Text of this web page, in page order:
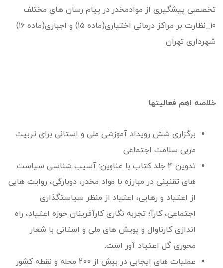
تخصصی پیشگیری از موادمخدر در پیام رسان های مختلف
۱۰_نظارت بر مراکز درمانی اختیاری(ماده ۱۵) و اجباری(ماده ۱۶)
شهرداری تهران
خلاصه اهم فعالیتها
برگزاری شش رویداد آموزشی ملی و استانی برای تربیت
مربی سلامت اجتماعی
تدوین 4 جلد کتاب با عناوین: آسیب شناسی سیاست
های تقنینی در مبارزه با مواد مخدر، دوبارگی، روایت هایی
از اعتیاد و رهایی، اعتیاد از منظر سیاستگذاری
اجتماعی، کارآ؛ تجربه نگاری کارآفرینان حوزه اعتیاد، راه
اندازی کارناوال و پویش های ملی و استانی با شعار
محوری گل اعتیاد آور است.
عملیات های ایجابی در بیش از 200 محله و نقطه کشور